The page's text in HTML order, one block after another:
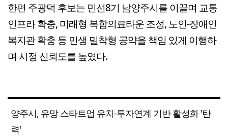
한편 주광덕 후보는 민선8기 남양주시를 이끌며 교통
인프라 확충, 미래형 복합의료타운 조성, 노인-장애인
복지관 확충 등 민생 밀착형 공약을 책임 있게 이행하
며 시정 신뢰도를 높였다.
양주시, 유망 스타트업 유치-투자연계 기반 활성화 '탄
력'